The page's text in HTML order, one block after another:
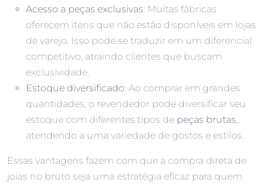
Acesso a peças exclusivas: Muitas fábricas
oferecem itens que não estão disponíveis em lojas
de varejo. Isso pode se traduzir em um diferencial
competitivo, atraindo clientes que buscam
exclusividade.
Estoque diversificado: Ao comprar em grandes
quantidades, o revendedor pode diversificar seu
estoque com diferentes tipos de peças brutas,
atendendo a uma variedade de gostos e estilos.
Essas vantagens fazem com que a compra direta de
joias no bruto seja uma estratégia eficaz para quem